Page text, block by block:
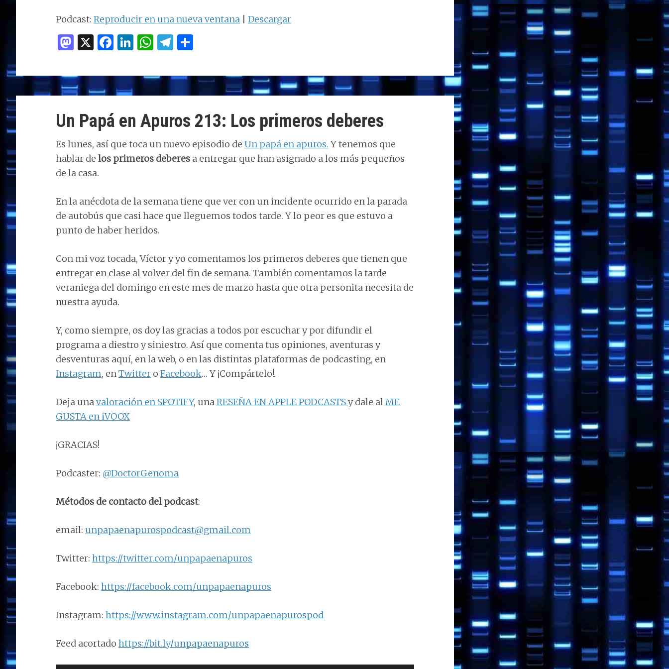
audio
disminuir
el
volumen.
Podcast: Reproducir en una nueva ventana Descargar
M
to
d
n
X F
ce
b
o
k
Li
k
e
n
W
at
s
p
p
T
e
g
m
m
p
ti
r
Un Papá en Apuros 213: Los primeros deberes
Es lunes, así que toca un nuevo episodio de Un papá en apuros. Y tenemos que
hablar de los primeros deberes a entregar que han asignado a los más pequeños
de la casa.
En la anécdota de la semana tiene que ver con un incidente ocurrido en la parada
de autobús que casi hace que lleguemos todos tarde. Y lo peor es que estuvo a
punto de haber heridos.
Con mi voz tocada, Víctor y yo comentamos los primeros deberes que tienen que
entregar en clase al volver del fin de semana. También comentamos la tarde
veraniega del domingo en este mes de marzo hasta que otra personita necesita de
nuestra ayuda.
Y, como siempre, os doy las gracias a todos por escuchar y por difundir el
programa a diestro y siniestro. Así que comenta tus opiniones, aventuras y
desventuras aquí, en la web, o en las distintas plataformas de podcasting, en
Instagram, enTwitter o Facebook… Y ¡Compártelo!.
Deja unavaloración en SPOTIFY, unaRESEÑA EN APPLE PODCASTSy dale alME
GUSTA en iVOOX
¡GRACIAS!
Podcaster: @DoctorGenoma
Métodos de contacto del podcast:
email: unpapaenapurospodcast@gmail.com
Twitter: https://twitter.com/unpapaenapuros
Facebook: https://facebook.com/unpapaenapuros
Instagram: https://www.instagram.com/unpapaenapurospod
Feed acortado https://bit.ly/unpapaenapuros